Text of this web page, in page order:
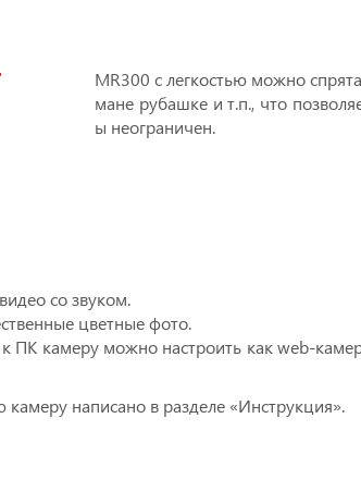
MR300 с легкостью можно
мане рубашке и т.п., что
ы неограничен.
со звуком.
цветные фото.
камеру можно настроить как web-
написано в разделе «Инструкция».